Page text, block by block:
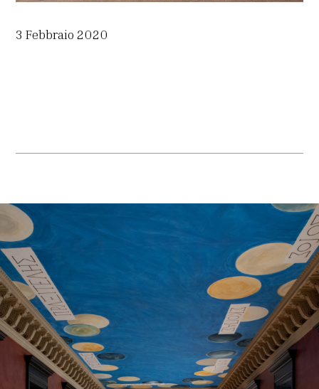
3 Febbraio 2020